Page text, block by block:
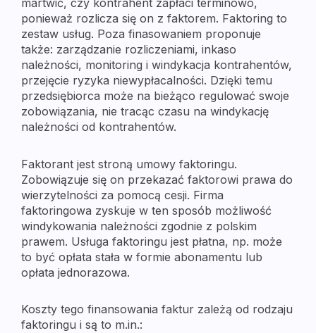
martwić, czy kontrahent zapłaci terminowo,
ponieważ rozlicza się on z faktorem. Faktoring to
zestaw usług. Poza finasowaniem proponuje
także: zarządzanie rozliczeniami, inkaso
należności, monitoring i windykacja kontrahentów,
przejęcie ryzyka niewypłacalności. Dzięki temu
przedsiębiorca może na bieżąco regulować swoje
zobowiązania, nie tracąc czasu na windykację
należności od kontrahentów.
Faktorant jest stroną umowy faktoringu.
Zobowiązuje się on przekazać faktorowi prawa do
wierzytelności za pomocą cesji. Firma
faktoringowa zyskuje w ten sposób możliwość
windykowania należności zgodnie z polskim
prawem. Usługa faktoringu jest płatna, np. może
to być opłata stała w formie abonamentu lub
opłata jednorazowa.
Koszty tego finansowania faktur zależą od rodzaju
faktoringu i są to m.in.: